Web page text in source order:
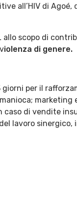
all’HIV di Agoé,
scopo di
violenza di genere.
per il
marketing
caso di vendite
lavoro sinergico,